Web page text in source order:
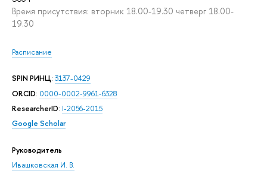
Время присутствия: вторник 18.00-19.30 четверг 18.00-
19.30
Расписание
SPIN РИНЦ: 3137-0429
ORCID: 0000-0002-9961-6328
ResearcherID: I-2056-2015
Google Scholar
Руководитель
Ивашковская И. В.